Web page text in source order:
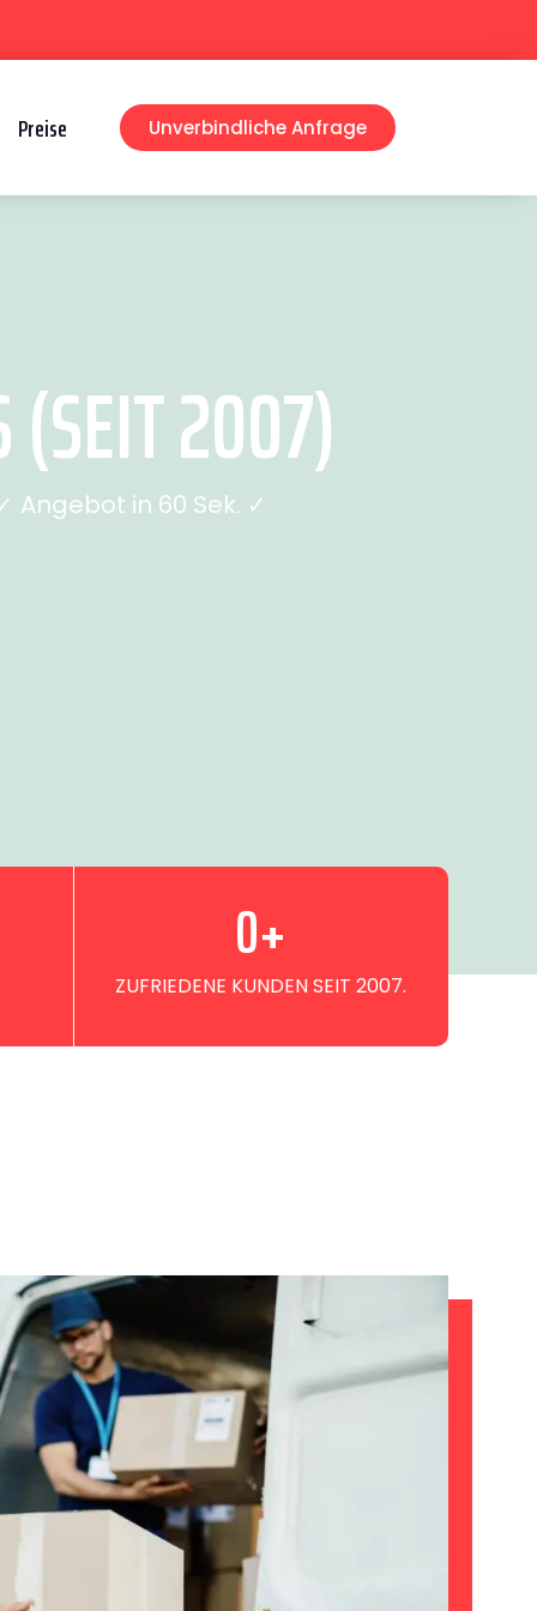
Preise Unverbindliche Anfrage
(SEIT 2007)
Angebot in 60 Sek. ✓
ZUFRIEDENE KUNDEN SEIT 2007.
0+